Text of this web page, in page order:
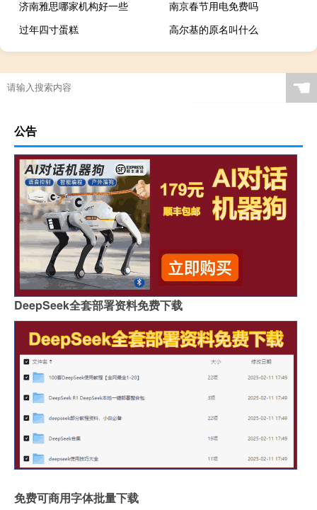
济南雅思哪家机构好一些
南京春节用电免费吗
过年四寸蛋糕
高尔基的原名叫什么
☚
公告
DeepSeek全套部署资料免费下载
免费可商用字体批量下载